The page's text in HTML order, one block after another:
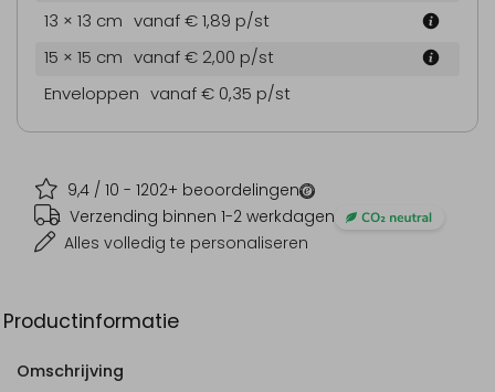
9,4 / 10 - 1202+ beoordelingen
Verzending binnen 1-2 werkdagen
Alles volledig te personaliseren
13 × 13 cm vanaf € 1,89 p/st
15 × 15 cm vanaf € 2,00 p/st
Enveloppen vanaf € 0,35 p/st
Productinformatie
Omschrijving